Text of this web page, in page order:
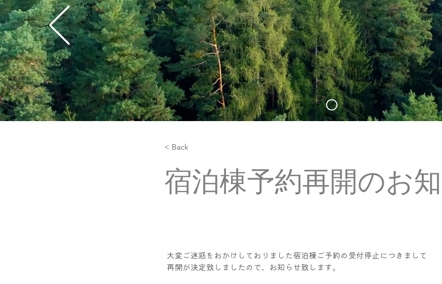
< Back
宿泊棟予約再開のお
大変ご迷惑をおかけしておりました宿泊棟ご予約の受付停止につきまして
再開が決定致しましたので、お知らせ致します。